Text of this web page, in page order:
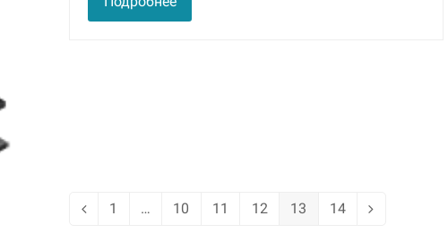
Предыдущий
Page
1 … Page
10 Page
11 Page
12 Page
13 Page
14 Следующий